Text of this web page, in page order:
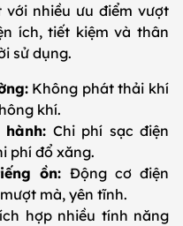
với nhiều ưu điểm vượt
ích, tiết kiệm và thân
sử dụng.
Không phát thải khí
khí.
Chi phí sạc điện
phí đổ xăng.
ồn: Động cơ điện
mà, yên tĩnh.
hợp nhiều tính năng